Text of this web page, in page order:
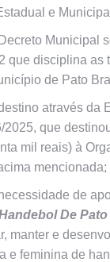
e
Municipal
que disciplina as
de Pato
através da
2025, que
mil reais) à
mencionada;
de
De
manter e
e feminina de